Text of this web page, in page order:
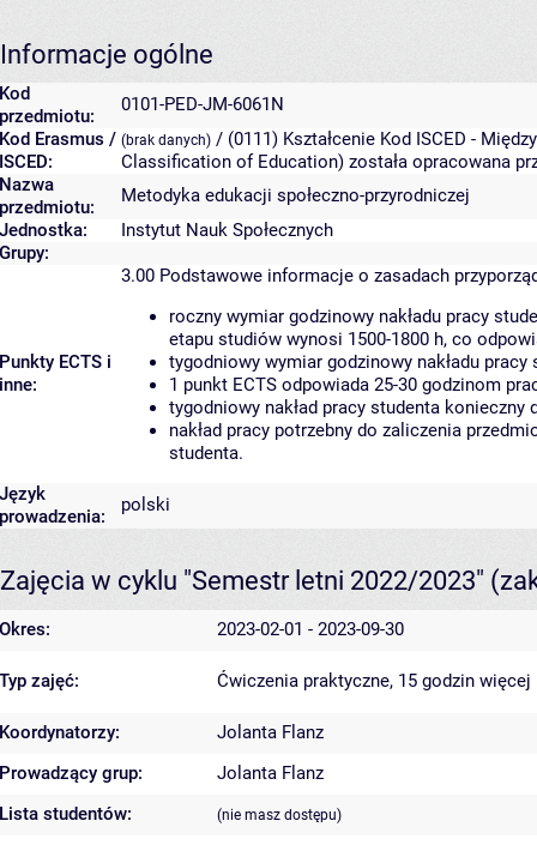
Informacje ogólne
Kod
przedmiotu:
0101-PED-JM-6061N
Kod Erasmus /
ISCED:
(brak danych) / (0111) Kształcenie Kod ISCED -
Classification of Education) została opracowana
Nazwa
przedmiotu:
Metodyka edukacji społeczno-przyrodniczej
Jednostka:
Instytut Nauk Społecznych
Grupy:
Punkty ECTS i
inne:
3.00 Podstawowe informacje o zasadach
roczny wymiar godzinowy nakładu pracy
etapu studiów wynosi 1500-1800 h, co
tygodniowy wymiar godzinowy nakładu pracy
1 punkt ECTS odpowiada 25-30 godzinom
tygodniowy nakład pracy studenta konieczny
nakład pracy potrzebny do zaliczenia
studenta.
Język
prowadzenia:
polski
Zajęcia w cyklu "Semestr letni 2022/2023"
Okres: 2023-02-01 - 2023-09-30
Typ zajęć: Ćwiczenia praktyczne, 15 godzin więcej
Koordynatorzy:
Jolanta Flanz
Prowadzący grup:
Jolanta Flanz
Lista studentów:
(nie masz dostępu)